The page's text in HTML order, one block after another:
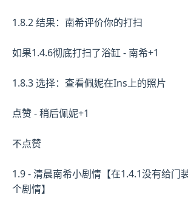
1.8.2 结果：南希评价你的打扫
如果1.4.6彻底打扫了浴缸 - 南希+1
1.8.3 选择：查看佩妮在Ins上的照片
点赞 - 稍后佩妮+1
不点赞
1.9 - 清晨南希小剧情【在1.4.1没有给门
个剧情】